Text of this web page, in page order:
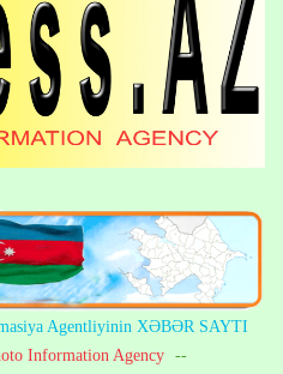
Agentliyinin XƏBƏR SAYTI
Information Agency --